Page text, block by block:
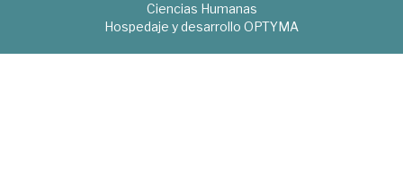
Ciencias Humanas
Hospedaje y desarrollo OPTYMA